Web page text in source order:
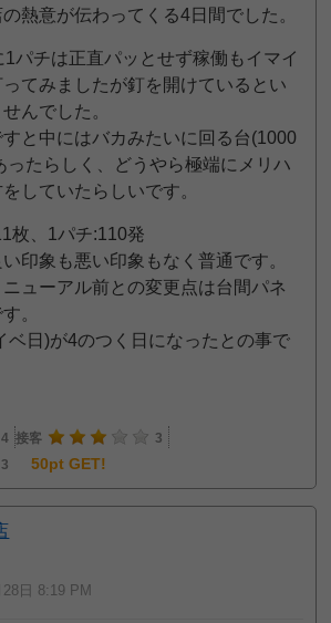
熱意が伝わってくる4日間でした。
パチは正直パッとせず稼働もイマイ
てみましたが釘を開けているとい
んでした。
と中にはバカみたいに回る台(1000
ったらしく、どうやら極端にメリハ
していたらしいです。
枚、1パチ:110発
印象も悪い印象もなく普通です。
ューアル前との変更点は台間パネ
。
ベ日)が4のつく日になったとの事で
4 接客
3
3 50pt GET!
日 8:19 PM